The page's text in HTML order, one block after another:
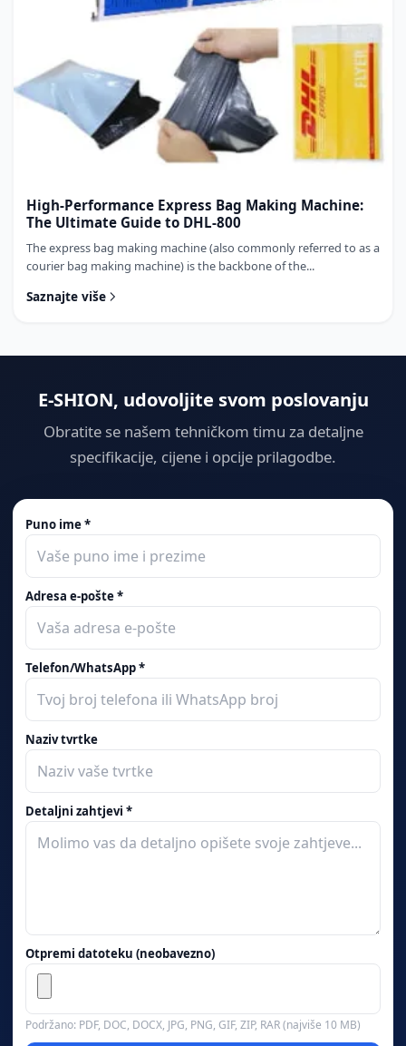
High-Performance Express Bag Making Machine:
The Ultimate Guide to DHL-800
The express bag making machine (also commonly referred to as a
courier bag making machine) is the backbone of the...
Saznajte više
E-SHION, udovoljite svom poslovanju
Obratite se našem tehničkom timu za detaljne
specifikacije, cijene i opcije prilagodbe.
Puno ime *
Adresa e-pošte *
Telefon/WhatsApp *
Naziv tvrtke
Detaljni zahtjevi *
Otpremi datoteku (neobavezno)
Podržano: PDF, DOC, DOCX, JPG, PNG, GIF, ZIP, RAR (najviše 10 MB)